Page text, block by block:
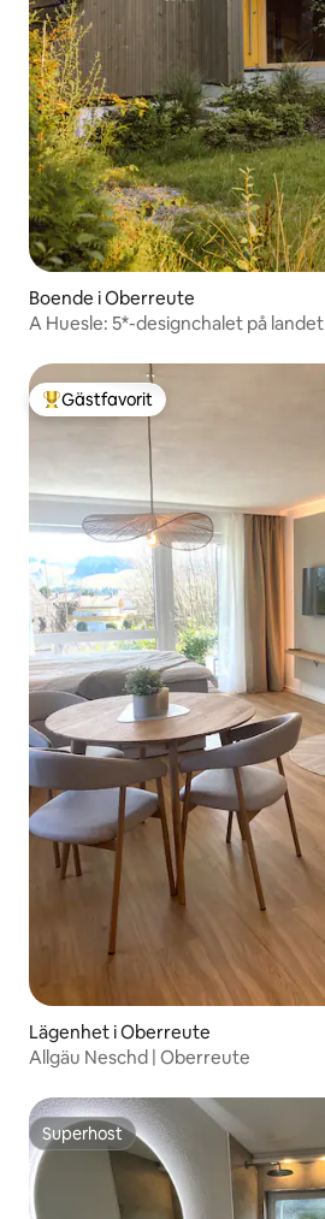
Boende i Oberreute
A Huesle: 5*-designchalet på landet
Populär gästfavorit
Gästfavorit
Lägenhet i Oberreute
Allgäu Neschd | Oberreute
Superhost
Superhost